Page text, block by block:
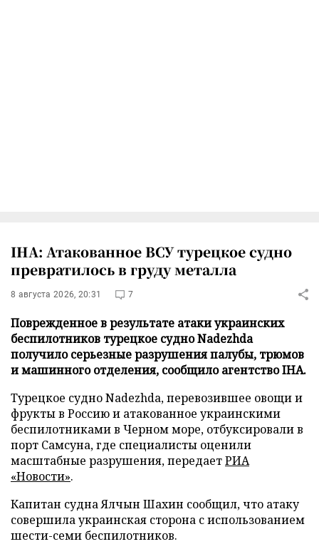
IHA: Атакованное ВСУ турецкое судно
превратилось в груду металла
8 августа 2026, 20:31 7
Поврежденное в результате атаки украинских
беспилотников турецкое судно Nadezhda
получило серьезные разрушения палубы, трюмов
и машинного отделения, сообщило агентство IHA.
Турецкое судно Nadezhda, перевозившее овощи и
фрукты в Россию и атакованное украинскими
беспилотниками в Черном море, отбуксировали в
порт Самсуна, где специалисты оценили
масштабные разрушения, передаетРИА
«Новости».
Капитан судна Ялчын Шахин сообщил, что атаку
совершила украинская сторона с использованием
шести-семи беспилотников.